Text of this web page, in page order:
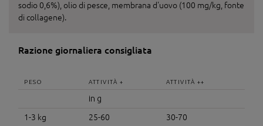
sodio 0,6%), olio di pesce, membrana d'uovo (100 mg/kg, fonte
di collagene).
Razione giornaliera consigliata
PESO ATTIVITÀ + ATTIVITÀ ++
in g
1-3 kg
25-60
30-70